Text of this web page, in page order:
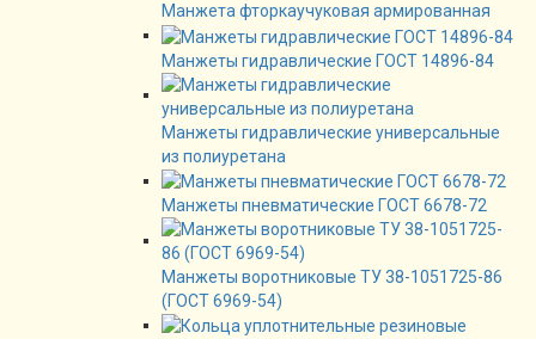
Манжета фторкаучуковая армированная
Манжеты гидравлические ГОСТ 14896-84
Манжеты гидравлические универсальные
из полиуретана
Манжеты пневматические ГОСТ 6678-72
Манжеты воротниковые ТУ 38-1051725-86
(ГОСТ 6969-54)